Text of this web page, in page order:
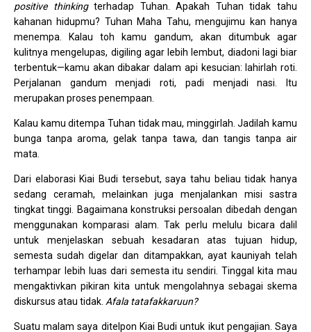
positive thinkingterhadap Tuhan. Apakah Tuhan tidak tahu
kahanan hidupmu? Tuhan Maha Tahu, mengujimu kan hanya
menempa. Kalau toh kamu gandum, akan ditumbuk agar
kulitnya mengelupas, digiling agar lebih lembut, diadoni lagi biar
terbentuk—kamu akan dibakar dalam api kesucian: lahirlah roti.
Perjalanan gandum menjadi roti, padi menjadi nasi. Itu
merupakan proses penempaan.
Kalau kamu ditempa Tuhan tidak mau, minggirlah. Jadilah kamu
bunga tanpa aroma, gelak tanpa tawa, dan tangis tanpa air
mata.
Dari elaborasi Kiai Budi tersebut, saya tahu beliau tidak hanya
sedang ceramah, melainkan juga menjalankan misi sastra
tingkat tinggi. Bagaimana konstruksi persoalan dibedah dengan
menggunakan komparasi alam. Tak perlu melulu bicara dalil
untuk menjelaskan sebuah kesadaran atas tujuan hidup,
semesta sudah digelar dan ditampakkan, ayat kauniyah telah
terhampar lebih luas dari semesta itu sendiri. Tinggal kita mau
mengaktivkan pikiran kita untuk mengolahnya sebagai skema
diskursus atau tidak. Afala tatafakkaruun?
Suatu malam saya ditelpon Kiai Budi untuk ikut pengajian. Saya